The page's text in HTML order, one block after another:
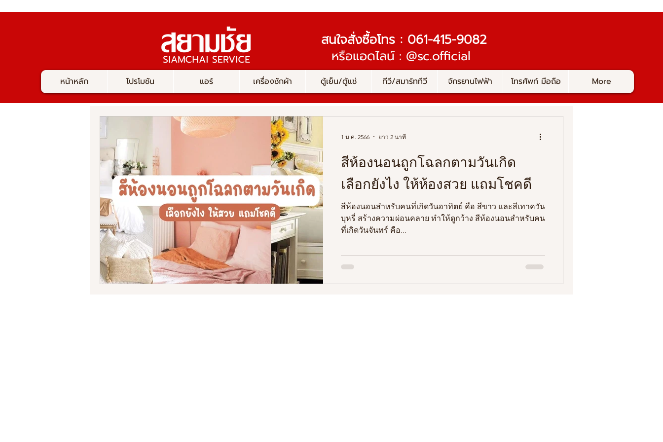
สนใจสั่งซื้อโทร : 061-415-9082
หรือแอดไลน์ : @sc.official
หน้าหลัก โปรโมชัน แอร์ เครื่องซักผ้า ตู้เย็น/ตู้แช่ ทีวี/สมาร์ททีวี จักรยานไฟฟ้า โทรศัพท์ มือถือ More
สีห้องนอนถูกโฉลกตามวันเกิด
เลือกยังไง ให้ห้องสวย แถมโชคดี
สีห้องนอนสำหรับคนที่เกิดวันอาทิตย์ คือ สีขาว และสีเทาควัน
บุหรี่ สร้างความผ่อนคลาย ทำให้ดูกว้าง สีห้องนอนสำหรับคน
ที่เกิดวันจันทร์ คือ...
1 ม.ค. 2566 ยาว 2 นาที